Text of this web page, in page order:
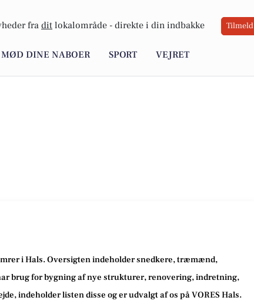
fra dit lokalområde - direkte i din indbakke Tilmeld
MØD DINE NABOER SPORT VEJRET
i Hals.Oversigten indeholder snedkere, træmænd,
brug for bygning af nye strukturer, renovering, indretning,
, indeholder listen disse og er udvalgt af os på VORES Hals.